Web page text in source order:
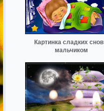
Картинка сладких
мальчиком